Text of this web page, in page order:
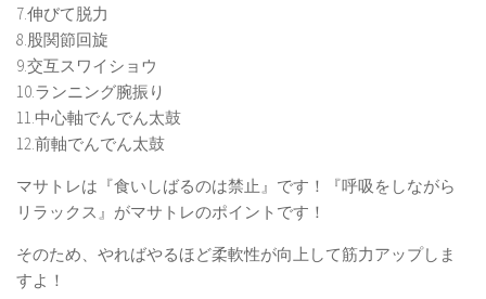
7.伸びて脱力
8.股関節回旋
9.交互スワイショウ
10.ランニング腕振り
11.中心軸でんでん太鼓
12.前軸でんでん太鼓
マサトレは『食いしばるのは禁止』です！『呼吸をしながら
リラックス』がマサトレのポイントです！
そのため、やればやるほど柔軟性が向上して筋力アップしま
すよ！